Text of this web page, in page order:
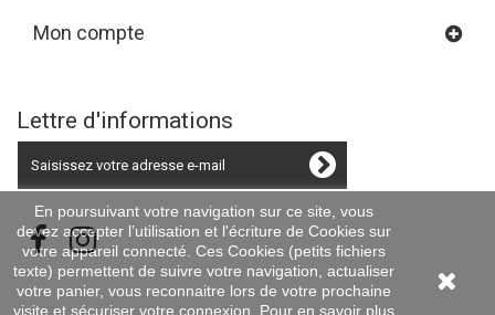
Mon compte
Lettre d'informations
En poursuivant votre navigation sur ce site, vous
devez accepter l’utilisation et l'écriture de Cookies sur
votre appareil connecté. Ces Cookies (petits fichiers
texte) permettent de suivre votre navigation, actualiser
votre panier, vous reconnaitre lors de votre prochaine
visite et sécuriser votre connexion. Pour en savoir plus